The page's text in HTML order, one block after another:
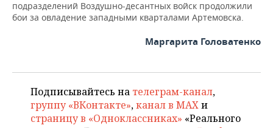
ВОДНЫЕ ВИДЫ СПОРТА
ОБРАЗОВАНИЕ
подразделений Воздушно-десантных войск продолжили
бои за овладение западными кварталами Артемовска.
Маргарита Головатенко
Подписывайтесь на телеграм-канал,
группу «ВКонтакте»,канал в MAXи
страницу в «Одноклассниках» «Реального